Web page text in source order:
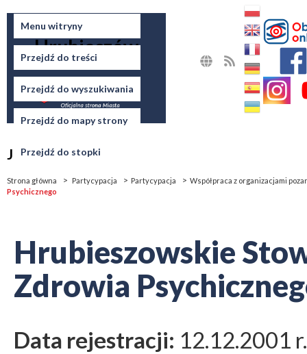
Menu witryny
Przejdź do treści
Przejdź do wyszukiwania
Przejdź do mapy strony
Przejdź do stopki
Miasto
Hrubieszów
Jesteś tutaj
Strona główna Partycypacja Partycypacja
Współpraca z organizacjami
Psychicznego
Hrubieszowskie
Zdrowia
Data rejestracji: 12.12.2001 r.